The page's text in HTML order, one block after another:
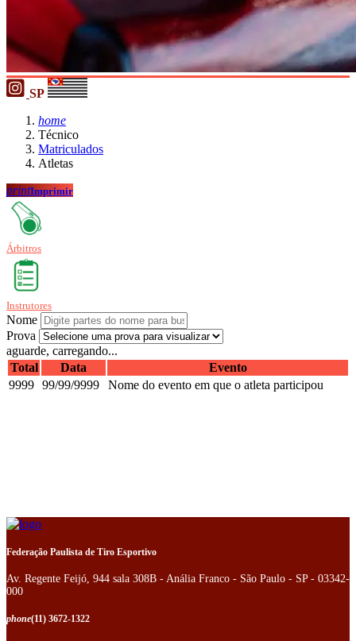
SP
home
Técnico
Matriculados
Atletas
printImprimir
Árbitros
Instrutores
Nome
Prova
aguarde, carregando...
Total
Data
Evento
9999 99/99/9999 Nome do evento em que o atleta participou
Federação Paulista de Tiro Esportivo
Av. Regente Feijó, 944 sala 308B - Anália Franco - São Paulo - SP - 03342-
000
phone(11) 3672-1322